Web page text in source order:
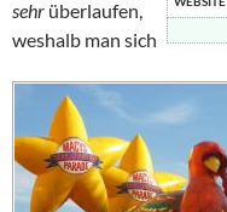
sehr überlaufen,
weshalb man sich